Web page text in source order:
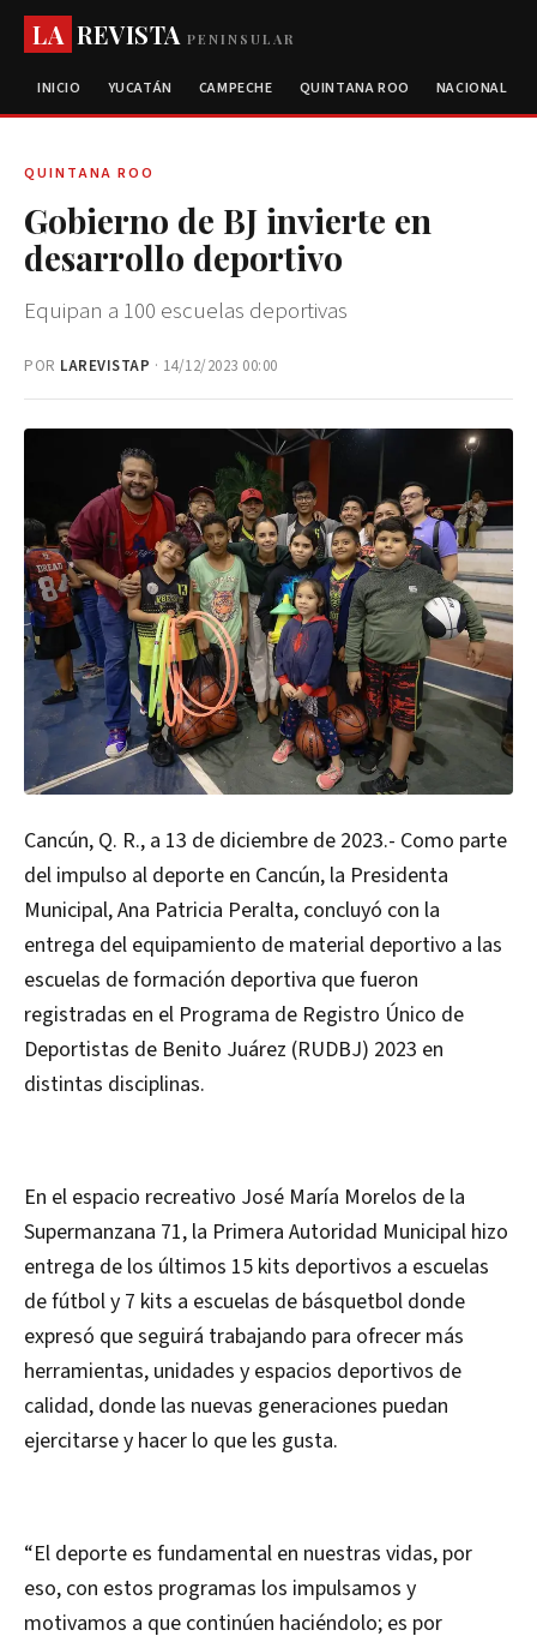
LA REVISTAPENINSULAR
INICIO YUCATÁN CAMPECHE QUINTANA ROO NACIONAL
QUINTANA ROO
Gobierno de BJ invierte en
desarrollo deportivo
Equipan a 100 escuelas deportivas
POR LAREVISTAP · 14/12/2023 00:00
Cancún, Q. R., a 13 de diciembre de 2023.- Como parte
del impulso al deporte en Cancún, la Presidenta
Municipal, Ana Patricia Peralta, concluyó con la
entrega del equipamiento de material deportivo a las
escuelas de formación deportiva que fueron
registradas en el Programa de Registro Único de
Deportistas de Benito Juárez (RUDBJ) 2023 en
distintas disciplinas.
En el espacio recreativo José María Morelos de la
Supermanzana 71, la Primera Autoridad Municipal hizo
entrega de los últimos 15 kits deportivos a escuelas
de fútbol y 7 kits a escuelas de básquetbol donde
expresó que seguirá trabajando para ofrecer más
herramientas, unidades y espacios deportivos de
calidad, donde las nuevas generaciones puedan
ejercitarse y hacer lo que les gusta.
“El deporte es fundamental en nuestras vidas, por
eso, con estos programas los impulsamos y
motivamos a que continúen haciéndolo; es por